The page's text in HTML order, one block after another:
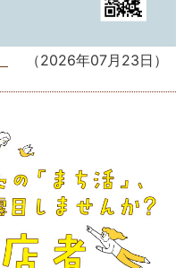
（2026年07月23日 ）